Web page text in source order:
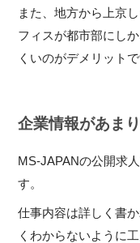
また、地方から上京
フィスが都市部にし
くいのがデメリットで
企業情報があま
MS-JAPANの公開求
す。
仕事内容は詳しく書
くわからないように